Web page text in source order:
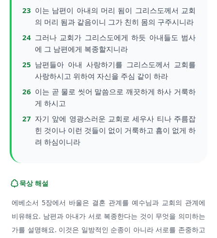
23 이는 남편이 아내의 머리 됨이 그리스도께서 교회
의 머리 됨과 같음이니 그가 친히 몸의 구주시니라
24 그러나 교회가 그리스도에게 하듯 아내들도 범사
에 그 남편에게 복종할지니라
25 남편들아 아내 사랑하기를 그리스도께서 교회를
사랑하시고 위하여 자신을 주심 같이 하라
26 이는 곧 물로 씻어 말씀으로 깨끗하게 하사 거룩하
게 하시고
27 자기 앞에 영광스러운 교회로 세우사 티나 주름잡
힌 것이나 이런 것들이 없이 거룩하고 흠이 없게 하
려 하심이니라
묵상 해설
에베소서 5장에서 바울은 결혼 관계를 예수님과 교회의 관계에
비유해요. 남편과 아내가 서로 복종한다는 것이 무엇을 의미하는
가를 설명해요. 이것은 일방적인 순종이 아니라 서로를 존중하고